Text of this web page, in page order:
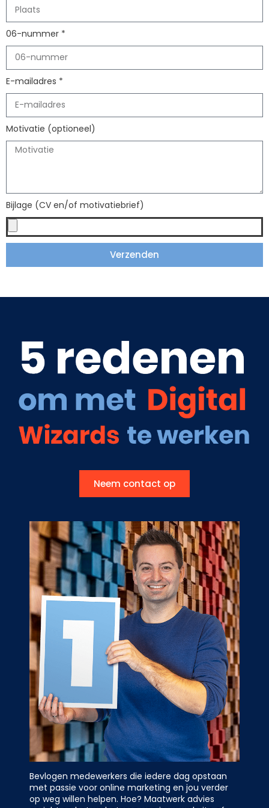
06-nummer *
E-mailadres *
Motivatie (optioneel)
Bijlage (CV en/of motivatiebrief)
Verzenden
Neem contact op
Bevlogen medewerkers die iedere dag opstaan
met passie voor online marketing en jou verder
op weg willen helpen. Hoe? Maatwerk advies